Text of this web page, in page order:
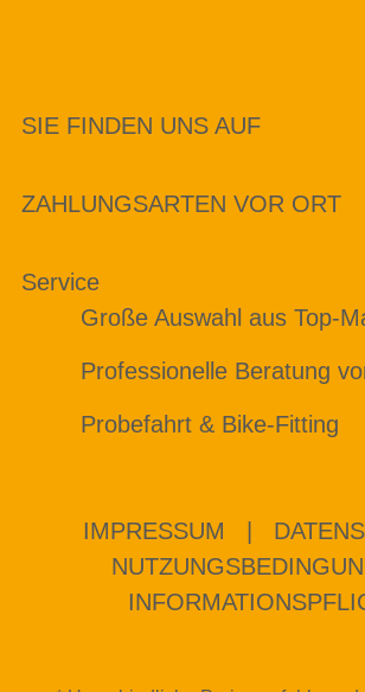
SIE FINDEN UNS AUF
ZAHLUNGSARTEN VOR ORT
Service
Große Auswahl aus Top-
Professionelle Beratung
Probefahrt & Bike-Fitting
IMPRESSUM